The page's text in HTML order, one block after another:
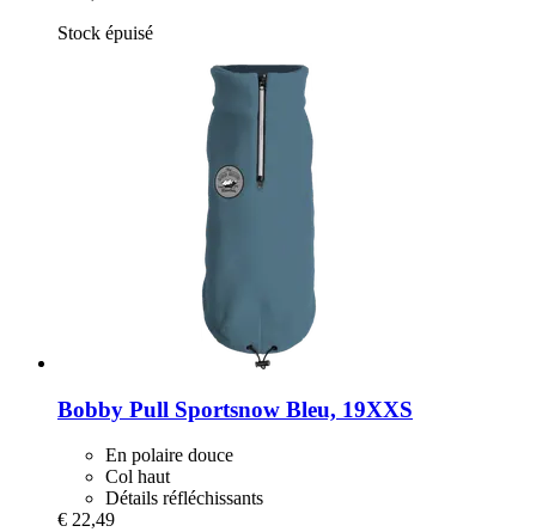
Stock épuisé
Bobby Pull Sportsnow Bleu, 19XXS
En polaire douce
Col haut
Détails réfléchissants
€ 22,49